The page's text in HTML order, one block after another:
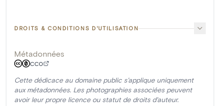
DROITS & CONDITIONS D'UTILISATION
Métadonnées
CC0
Cette dédicace au domaine public s'applique uniquement
aux métadonnées. Les photographies associées peuvent
avoir leur propre licence ou statut de droits d'auteur.